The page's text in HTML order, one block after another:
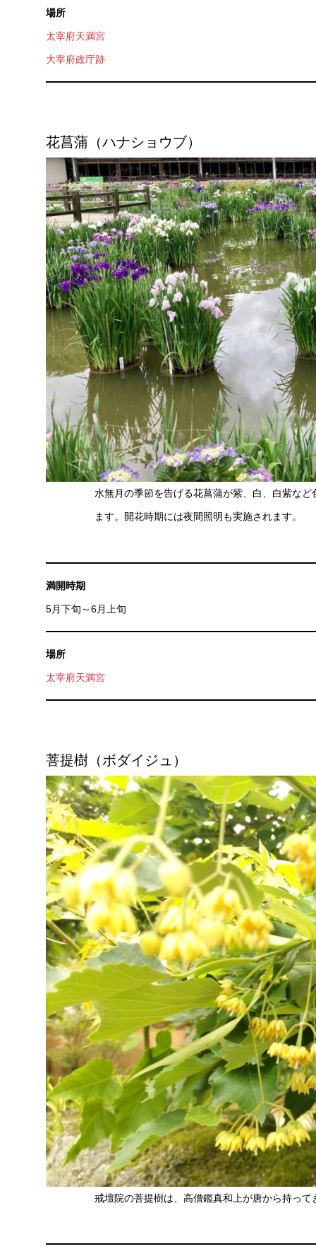
場所
太宰府天満宮
大宰府政庁跡
花菖蒲（ハナショウブ）
水無月の季節を告げる花菖蒲が紫、白、白紫な
ます。開花時期には夜間照明も実施されます。
満開時期
5月下旬～6月上旬
場所
太宰府天満宮
菩提樹（ボダイジュ）
戒壇院の菩提樹は、高僧鑑真和上が唐から持っ